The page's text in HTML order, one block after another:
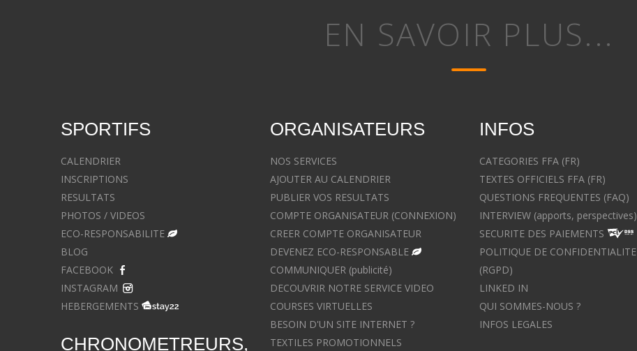
EN SAVOIR PLUS...
SPORTIFS
CALENDRIER
INSCRIPTIONS
RESULTATS
PHOTOS / VIDEOS
ECO-RESPONSABILITE
BLOG
FACEBOOK
INSTAGRAM
HEBERGEMENTS
CHRONOMETREURS,
ORGANISATEURS
NOS SERVICES
AJOUTER AU CALENDRIER
PUBLIER VOS RESULTATS
COMPTE ORGANISATEUR (CONNEXION)
CREER COMPTE ORGANISATEUR
DEVENEZ ECO-RESPONSABLE
COMMUNIQUER (publicité)
DECOUVRIR NOTRE SERVICE VIDEO
COURSES VIRTUELLES
BESOIN D'UN SITE INTERNET ?
TEXTILES PROMOTIONNELS
INFOS
CATEGORIES FFA (FR)
TEXTES OFFICIELS FFA (FR)
QUESTIONS FREQUENTES (FAQ)
INTERVIEW (apports, perspectives)
SECURITE DES PAIEMENTS
POLITIQUE DE CONFIDENTIALITE
(RGPD)
LINKED IN
QUI SOMMES-NOUS ?
INFOS LEGALES